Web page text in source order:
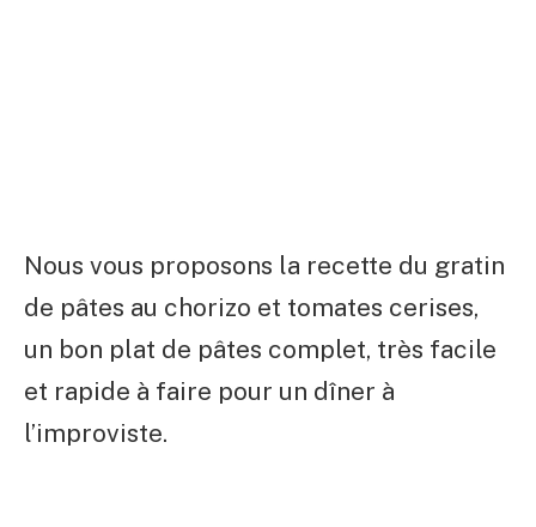
Nous vous proposons la recette du gratin
de pâtes au chorizo et tomates cerises,
un bon plat de pâtes complet, très facile
et rapide à faire pour un dîner à
l’improviste.